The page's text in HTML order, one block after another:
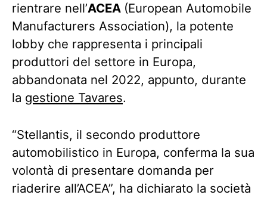
rientrare nell’ACEA (European Automobile
Manufacturers Association), la potente
lobby che rappresenta i principali
produttori del settore in Europa,
abbandonata nel 2022, appunto, durante
la gestione Tavares.
“Stellantis, il secondo produttore
automobilistico in Europa, conferma la sua
volontà di presentare domanda per
riaderire all’ACEA”, ha dichiarato la società